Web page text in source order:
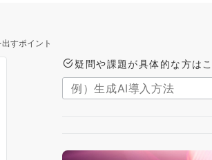
すポイント
疑問や課題が具体的な方は